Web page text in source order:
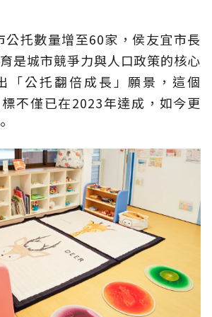
公托數量增至60家，侯友宜市長
是城市競爭力與人口政策的核心
「公托翻倍成長」願景，這個
標不僅已在2023年達成，如今更